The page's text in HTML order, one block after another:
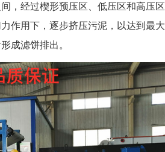
，经过楔形预压区、低压区和高压区
作用下，逐步挤压污泥，以达到最大
成滤饼排出。